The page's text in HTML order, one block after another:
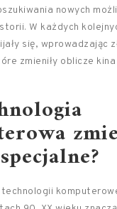
nowych
W każdych
się, wprowadzając
zmieniły oblicze kina